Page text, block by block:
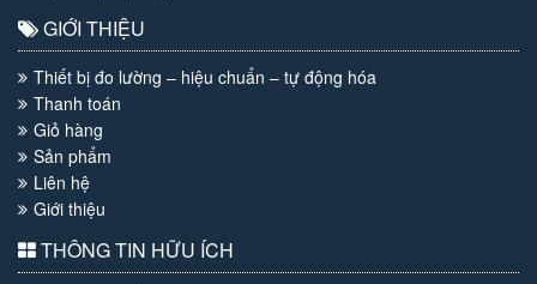
GIỚI THIỆU
Thiết bị đo lường – hiệu chuẩn – tự động hóa
Thanh toán
Giỏ hàng
Sản phẩm
Liên hệ
Giới thiệu
THÔNG TIN HỮU ÍCH